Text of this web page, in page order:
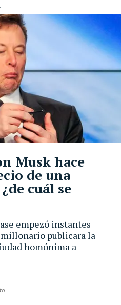
empezó instantes
publicara la
homónima a
Musk hace
de una
cuál se